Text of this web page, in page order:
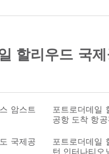
할리우드 국
암스트
포트로더데일
공항 도착 항공
국제공
포트로더데일
턴 인터나티오